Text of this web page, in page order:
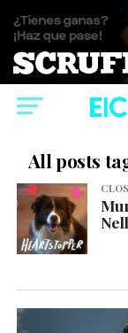
All posts